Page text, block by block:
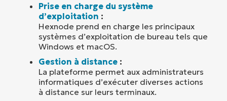
Prise en charge du système
d’exploitation :
Hexnode prend en charge les principaux
systèmes d’exploitation de bureau tels que
Windows et macOS.
Gestion à distance :
La plateforme permet aux administrateurs
informatiques d’exécuter diverses actions
à distance sur leurs terminaux.